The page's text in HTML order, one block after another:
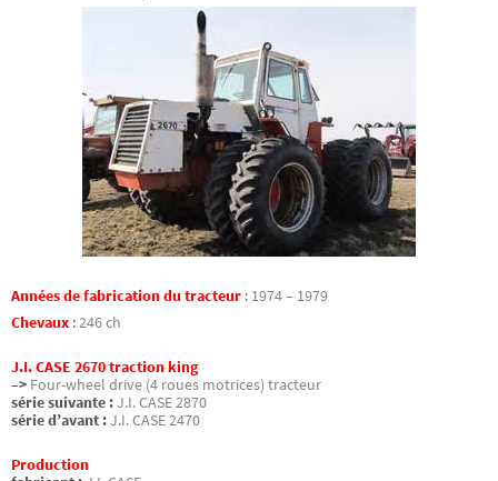
Années de fabrication du tracteur : 1974 – 1979
Chevaux :246 ch
J.I. CASE 2670 traction king
–> Four-wheel drive (4 roues motrices) tracteur
série suivante :J.I. CASE 2870
série d’avant :J.I. CASE 2470
Production